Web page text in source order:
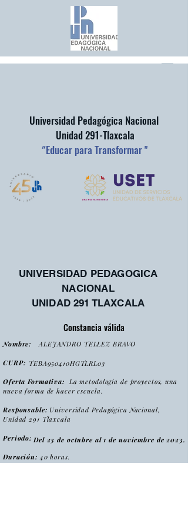
Universidad Pedagógica Nacional
Unidad 291-Tlaxcala
"Educar para Transformar "
UNIVERSIDAD PEDAGOGICA
NACIONAL
UNIDAD 291 TLAXCALA
Constancia válida
Nombre:
CURP:
Oferta Formativa: La metodología de proyectos, una
nueva forma de hacer escuela.
Responsable: Universidad Pedagógica Nacional,
Unidad 291 Tlaxcala
Periodo:
Duración: 40 horas.
ALEJANDRO TELLEZ BRAVO
TEBA950410HGTLRL03
Del 23 de octubre al 1 de noviembre de 2023.